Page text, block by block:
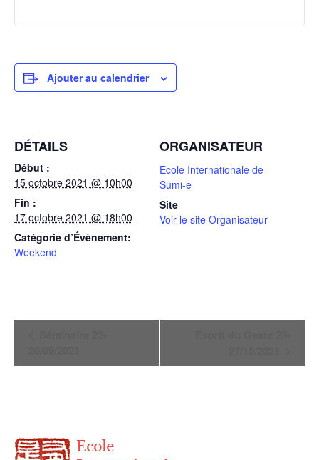
Ajouter au calendrier
DÉTAILS
Début :
15 octobre 2021 @ 10h00
Fin :
17 octobre 2021 @ 18h00
Catégorie d’Évènement:
Weekend
ORGANISATEUR
Ecole Internationale de
Sumi-e
Site
Voir le site Organisateur